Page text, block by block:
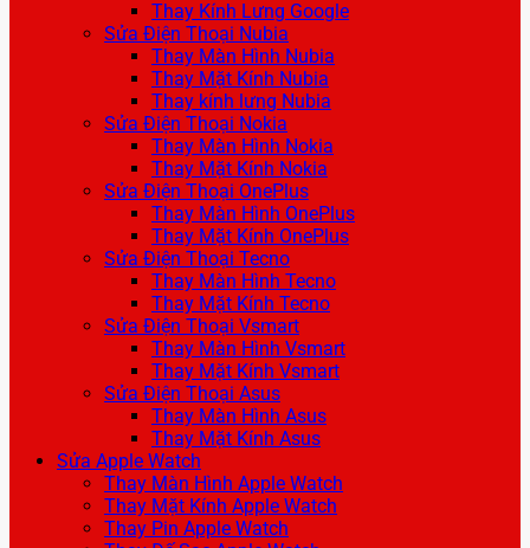
Thay Kính Lưng Google
Sửa Điện Thoại Nubia
Thay Màn Hình Nubia
Thay Mặt Kính Nubia
Thay kính lưng Nubia
Sửa Điện Thoại Nokia
Thay Màn Hình Nokia
Thay Mặt Kính Nokia
Sửa Điện Thoại OnePlus
Thay Màn Hình OnePlus
Thay Mặt Kính OnePlus
Sửa Điện Thoại Tecno
Thay Màn Hình Tecno
Thay Mặt Kính Tecno
Sửa Điện Thoại Vsmart
Thay Màn Hình Vsmart
Thay Mặt Kính Vsmart
Sửa Điện Thoại Asus
Thay Màn Hình Asus
Thay Mặt Kính Asus
Sửa Apple Watch
Thay Màn Hình Apple Watch
Thay Mặt Kính Apple Watch
Thay Pin Apple Watch